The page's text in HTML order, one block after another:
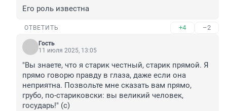
Его роль известна
ОТВЕТИТЬ +4 –2
Гость
11 июля 2025, 13:05
"Вы знаете, что я старик честный, старик прямой. Я
прямо говорю правду в глаза, даже если она
неприятна. Позвольте мне сказать вам прямо,
грубо, по-стариковски: вы великий человек,
государь!" (с)